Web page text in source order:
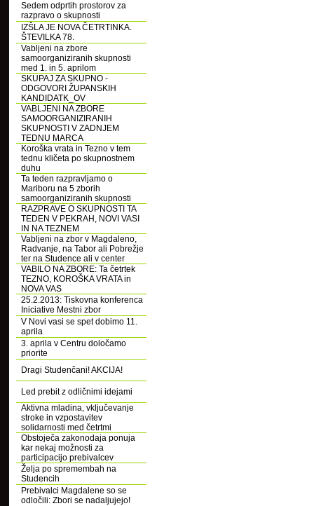
Sedem odprtih prostorov za
razpravo o skupnosti
IZŠLA JE NOVA ČETRTINKA.
ŠTEVILKA 78.
Vabljeni na zbore
samoorganiziranih skupnosti
med 1. in 5. aprilom
SKUPAJ ZA SKUPNO -
ODGOVORI ŽUPANSKIH
KANDIDATK_OV
VABLJENI NA ZBORE
SAMOORGANIZIRANIH
SKUPNOSTI V ZADNJEM
TEDNU MARCA
Koroška vrata in Tezno v tem
tednu kličeta po skupnostnem
duhu
Ta teden razpravljamo o
Mariboru na 5 zborih
samoorganiziranih skupnosti
RAZPRAVE O SKUPNOSTI TA
TEDEN V PEKRAH, NOVI VASI
IN NA TEZNEM
Vabljeni na zbor v Magdaleno,
Radvanje, na Tabor ali Pobrežje
ter na Studence ali v center
VABILO NA ZBORE: Ta četrtek
TEZNO, KOROŠKA VRATA in
NOVA VAS
25.2.2013: Tiskovna konferenca
Iniciative Mestni zbor
V Novi vasi se spet dobimo 11.
aprila
3. aprila v Centru določamo
priorite
Dragi Studenčani! AKCIJA!
Led prebit z odličnimi idejami
Aktivna mladina, vključevanje
stroke in vzpostavitev
solidarnosti med četrtmi
Obstoječa zakonodaja ponuja
kar nekaj možnosti za
participacijo prebivalcev
Želja po spremembah na
Studencih
Prebivalci Magdalene so se
odločili: Zbori se nadaljujejo!